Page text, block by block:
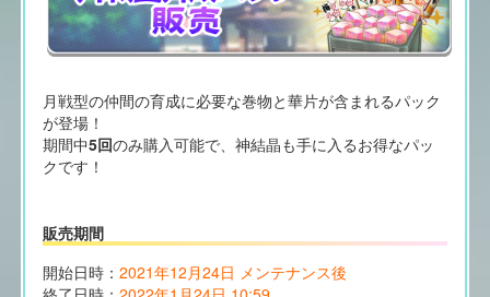
月戦型の仲間の育成に必要な巻物と華片が含まれるパック
が登場！
期間中5回のみ購入可能で、神結晶も手に入るお得なパッ
クです！
販売期間
開始日時： 2021年12月24日 メンテナンス後